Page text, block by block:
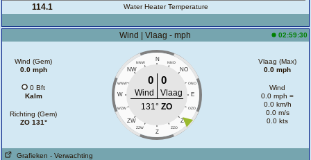
114.1 Water Heater Temperature
Wind | Vlaag - mph 02:59:30
Wind (Gem)
0.0 mph
0 Bft
Kalm
Richting (Gem)
ZO 131°
N
NNW NNO
NW NO
WNW ONO
W E
WZW OZO
ZW ZO
ZZW ZZO
Z
0 0
Wind
Vlaag
131°ZO
Vlaag (Max)
0.0 mph
Wind
0.0 mph =
0.0 km/h
0.0 m/s
0.0 kts
Grafieken - Verwachting